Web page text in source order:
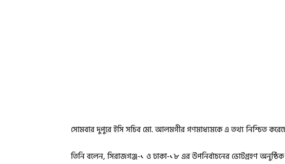
সোমবার দুপুরে ইসি সচিব মো. আলমগীর গণমাধ্যমকে এ তথ্য নিশ্চিত
তিনি বলেন, সিরাজগঞ্জ-১ ও ঢাকা-১৮ এর উপনির্বাচনের ভোটগ্রহণ